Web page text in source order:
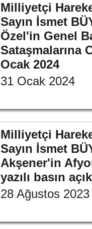
Milliyetçi
Sayın İsmet
Özel'in Genel
Sataşmalarına
Ocak 2024
31 Ocak 2024
Milliyetçi
Sayın İsmet
Akşener'in
yazılı basın
28 Ağustos 2023